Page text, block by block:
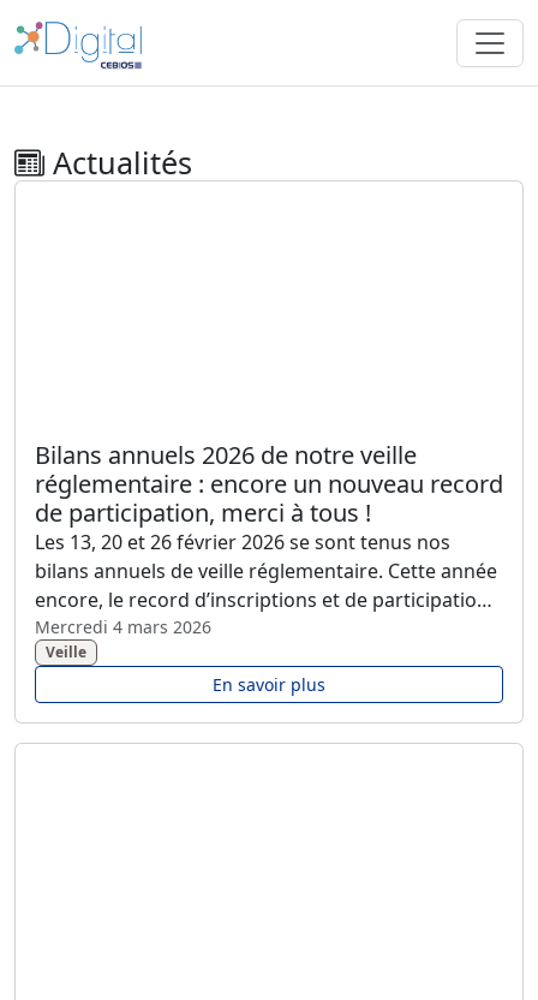
Actualités
Bilans annuels 2026 de notre veille
réglementaire : encore un nouveau record
de participation, merci à tous !
Les 13, 20 et 26 février 2026 se sont tenus nos
bilans annuels de veille réglementaire. Cette année
encore, le record d’inscriptions et de participation
a de nouveau été largement dépassé, et nous vous
en remercions chaleureusement. Vous avez été
particulièrement nombreux à répondre présents
organisé une fois par an.
Mercredi 4 mars 2026
Veille
En savoir plus